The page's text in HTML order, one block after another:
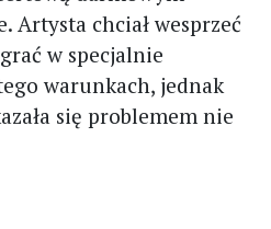
Artysta chciał wesprzeć
w specjalnie
warunkach, jednak
się problemem nie